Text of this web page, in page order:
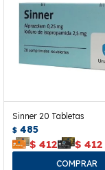
Sinner 20 Tabletas
$ 485
$ 412 $ 412